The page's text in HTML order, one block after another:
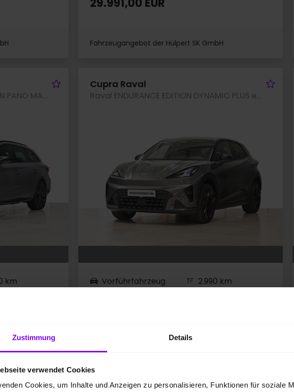
Zustimmung Details
verwendet Cookies
Cookies, um Inhalte und Anzeigen zu personalisieren, Funktionen für soziale
Fahrzeugangebot der Hülpert SK GmbH
Leon ST HYBRID VZ BLACK EDITION PANO MATRIXLED
Fahrzeug merken
km
Cupra Raval
Raval ENDURANCE EDITION DYNAMIC PLUS eSITZE LM19
Vorführfahrzeug
2.990 km